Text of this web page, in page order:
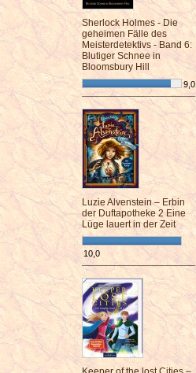
Sherlock Holmes - Die
geheimen Fälle des
Meisterdetektivs - Band 6:
Blutiger Schnee in
Bloomsbury Hill
9,0
¯¯¯¯¯¯¯¯¯¯¯¯¯¯¯¯¯¯¯¯¯¯¯¯
Luzie Alvenstein – Erbin
der Duftapotheke 2 Eine
Lüge lauert in der Zeit
10,0
¯¯¯¯¯¯¯¯¯¯¯¯¯¯¯¯¯¯¯¯¯¯¯¯